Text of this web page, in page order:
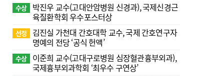
수상
박진우 교수(고대안암병원 신경과), 국제신경근
육질환학회 우수포스터상
선정
김진실 가천대 간호대학 교수, 국제 간호연구자
명예의 전당 ‘공식 헌액’
수상
이준희 교수(고대구로병원 심장혈관흉부외과),
국제흉부외과학회 ‘최우수 구연상’